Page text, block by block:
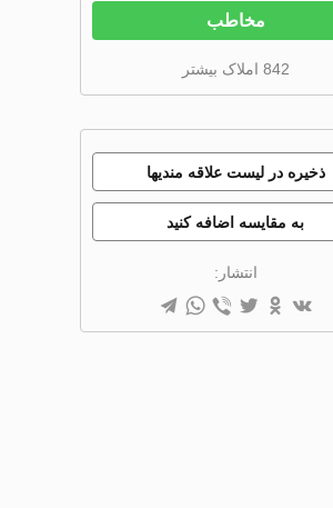
مخاطب
842 املاک بیشتر
ذخیره در لیست علاقه مندیها
به مقایسه اضافه کنید
انتشار: